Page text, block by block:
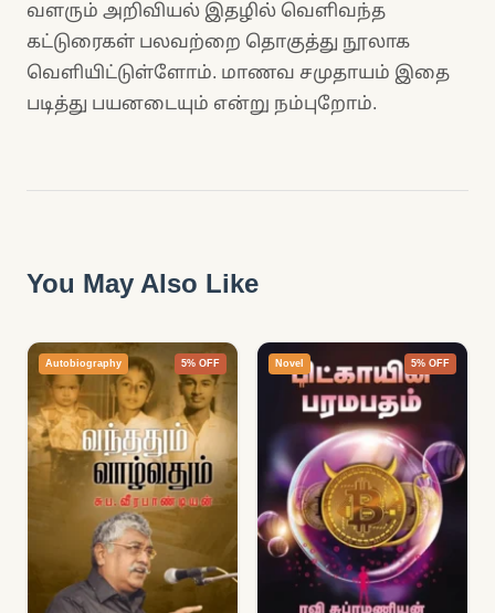
வளரும் அறிவியல் இதழில் வெளிவந்த
கட்டுரைகள் பலவற்றை தொகுத்து நூலாக
வெளியிட்டுள்ளோம். மாணவ சமுதாயம் இதை
படித்து பயனடையும் என்று நம்புறோம்.
You May Also Like
Autobiography 5% OFF Novel 5% OFF